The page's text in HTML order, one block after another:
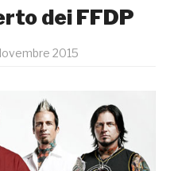
dei FFDP
2015